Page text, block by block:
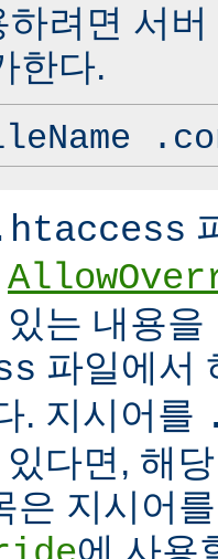
하려면 서
한다.
는 내용
파일에서
. 지시어를
다면, 해
은 지시어
에 사용